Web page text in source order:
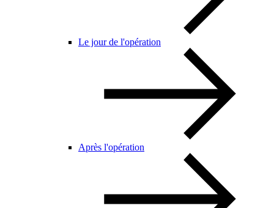
Le jour de l'opération
Après l'opération